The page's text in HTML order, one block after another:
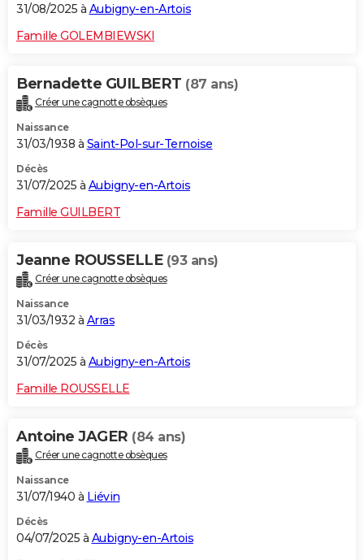
31/08/2025 à Aubigny-en-Artois
Famille GOLEMBIEWSKI
Bernadette GUILBERT (87 ans)
Créer une cagnotte obsèques
Naissance
31/03/1938 à Saint-Pol-sur-Ternoise
Décès
31/07/2025 à Aubigny-en-Artois
Famille GUILBERT
Jeanne ROUSSELLE (93 ans)
Créer une cagnotte obsèques
Naissance
31/03/1932 à Arras
Décès
31/07/2025 à Aubigny-en-Artois
Famille ROUSSELLE
Antoine JAGER (84 ans)
Créer une cagnotte obsèques
Naissance
31/07/1940 à Liévin
Décès
04/07/2025 à Aubigny-en-Artois